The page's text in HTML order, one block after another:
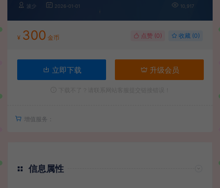
波少 2026-01-01 10,917
¥ 300 金币 点赞 (0) 收藏 (0)
立即下载 升级会员
增值服务：
信息属性